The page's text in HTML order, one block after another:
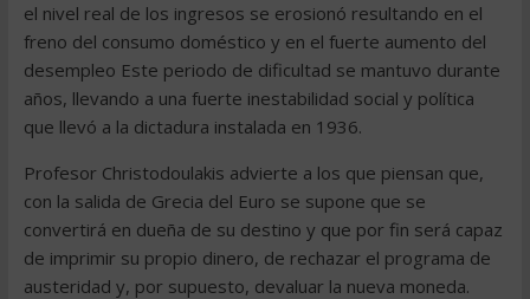
el nivel real de los ingresos se erosionó resultando en el
freno del consumo doméstico y en el fuerte aumento del
desempleo Este periodo de dificultad se mantuvo durante
años, llevando a una fuerte inestabilidad social y política
que llevó a la dictadura instalada en 1936.
Profesor Christodoulakis advierte a los que piensan que,
con la salida de Grecia del Euro se supone que se
convertirá en dueña de su destino y que por fin será capaz
de imprimir su propio dinero, de rechazar el programa de
austeridad y, por supuesto, devaluar la nueva moneda.